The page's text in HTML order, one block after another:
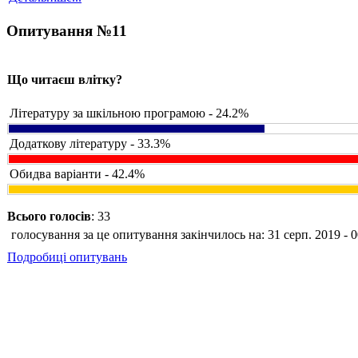
Опитування №11
Що читаєш влітку?
Літературу за шкільною програмою - 24.2%
Додаткову літературу - 33.3%
Обидва варіанти - 42.4%
Всього голосів: 33
голосування за це опитування закінчилось на: 31 серп. 2019 -
Подробиці опитувань